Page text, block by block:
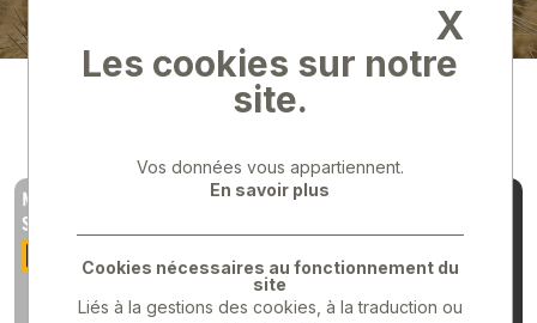
X
Les cookies sur notre
site.
Vos données vous appartiennent.
En savoir plus
Cookies nécessaires au fonctionnement du
site
Liés à la gestions des cookies, à la traduction ou